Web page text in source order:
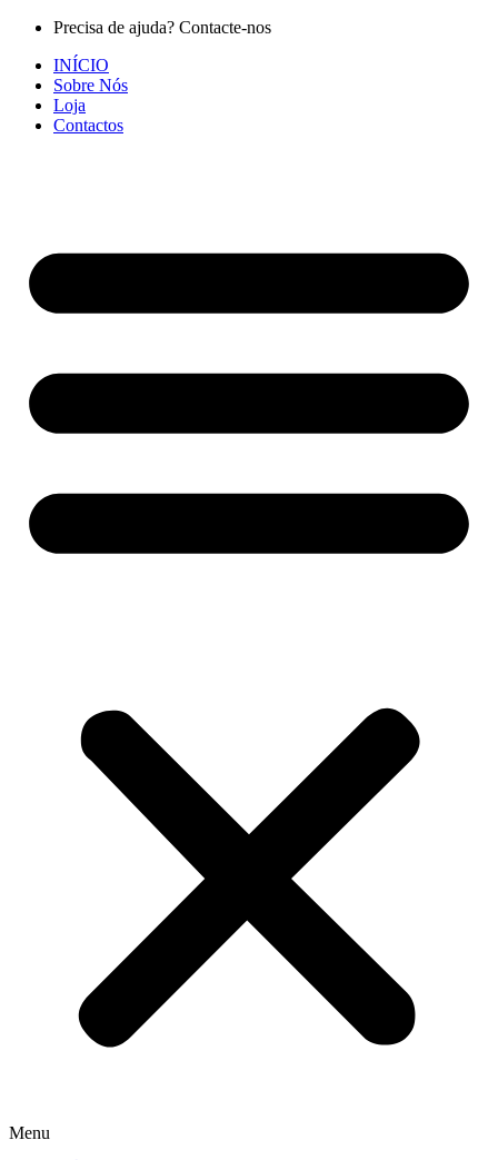
Pular
conteúdo
Precisa de ajuda? Contacte-nos
INÍCIO
Sobre Nós
Loja
Contactos
Menu